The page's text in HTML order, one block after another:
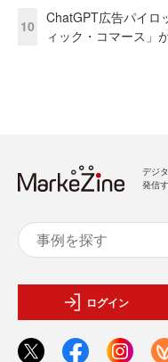
10
ChatGPT広告パイ
ィック・コマース」
デジ
発信
ログイン